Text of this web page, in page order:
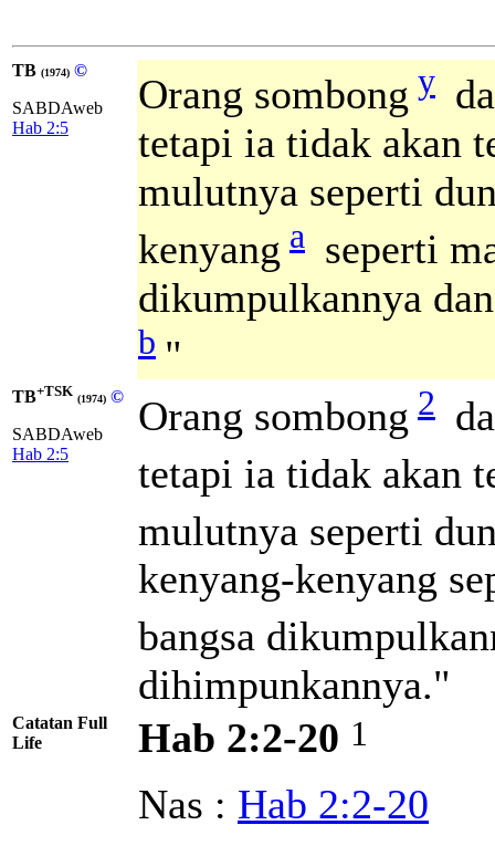
TB (1974) ©
SABDAweb
Hab 2:5
Orang sombong y
tetapi ia tidak akan
mulutnya seperti
kenyang a seperti
dikumpulkannya
b "
TB+TSK (1974) ©
SABDAweb
Hab 2:5
Orang sombong 2
tetapi ia tidak akan
mulutnya seperti
kenyang-kenyang
bangsa
dihimpunkannya."
Catatan Full
Life
Hab 2:2-20 1
Nas : Hab 2:2-20